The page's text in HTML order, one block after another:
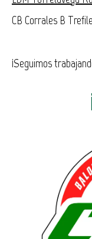
CB Corrales B
¡Seguimos